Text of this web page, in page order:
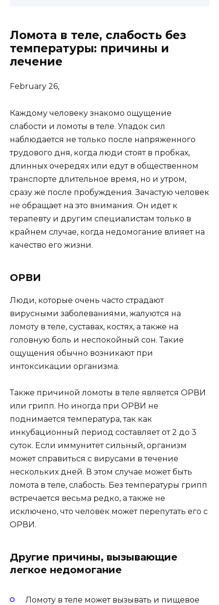
Ломота в теле, слабость без
температуры: причины и
лечение
February 26,
Каждому человеку знакомо ощущение
слабости и ломоты в теле. Упадок сил
наблюдается не только после напряженного
трудового дня, когда люди стоят в пробках,
длинных очередях или едут в общественном
транспорте длительное время, но и утром,
сразу же после пробуждения. Зачастую человек
не обращает на это внимания. Он идет к
терапевту и другим специалистам только в
крайнем случае, когда недомогание влияет на
качество его жизни.
ОРВИ
Люди, которые очень часто страдают
вирусными заболеваниями, жалуются на
ломоту в теле, суставах, костях, а также на
головную боль и неспокойный сон. Такие
ощущения обычно возникают при
интоксикации организма.
Также причиной ломоты в теле является ОРВИ
или грипп. Но иногда при ОРВИ не
поднимается температура, так как
инкубационный период составляет от 2 до 3
суток. Если иммунитет сильный, организм
может справиться с вирусами в течение
нескольких дней. В этом случае может быть
ломота в теле, слабость. Без температуры грипп
встречается весьма редко, а также не
исключено, что человек может перепутать его с
ОРВИ.
Другие причины, вызывающие
легкое недомогание
Ломоту в теле может вызывать и пищевое